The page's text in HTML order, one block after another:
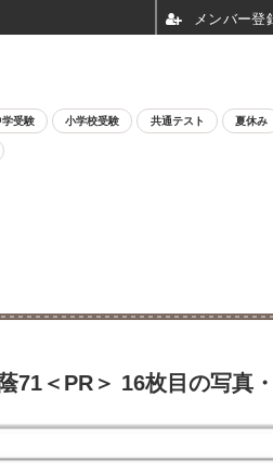
学受験 小学校受験 共通テスト 夏休み
71＜PR＞ 16枚目の写真